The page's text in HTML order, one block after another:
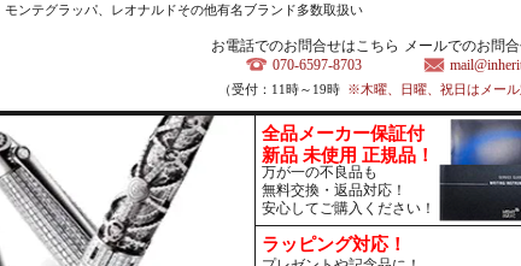
ンテグラッパ、レオナルドその他有名ブランド多数取扱い
お電話でのお問合せはこちら
070-6597-8703
メールでのお問
（受付：11時～19時 ※木曜、日曜、祝日はメー
全品メーカー保証付
新品 未使用 正規品！
万が一の不良品も
無料交換・返品対応！
安心してご購入ください！
ラッピング対応！